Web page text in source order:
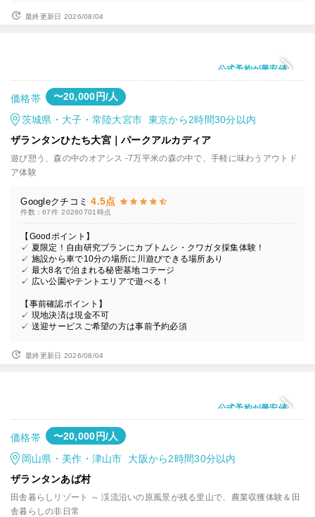
最終更新日 2026/08/04
公式予約が最安値
価格帯 〜20,000円/人
茨城県・大子・常陸大宮市 東京から2時間30分以内
ザランタンひたち大宮｜パークアルカディア
遊び憩う、森の中のオアシス -7万平米の森の中で、手軽に味わうアウトド
ア体験
Googleクチコミ 4.5点
件数：67件 20260701時点
【Goodポイント】
✓ 夏限定！自由研究プランにカブトムシ・クワガタ採集体験！
✓ 施設から車で10分の場所に川遊びできる場所あり
✓ 最大8名で泊まれる秘密基地コテージ
✓ 広い公園やテントエリアで遊べる！
【事前確認ポイント】
✓ 現地決済は現金不可
✓ 送迎サービスご希望の方は事前予約必須
最終更新日 2026/08/04
公式予約が最安値
価格帯 〜20,000円/人
岡山県・美作・津山市 大阪から2時間30分以内
ザランタンあば村
田舎暮らしリゾート ～ 渓流沿いの原風景が残る里山で、農業収獲体験＆田
舎暮らしの非日常